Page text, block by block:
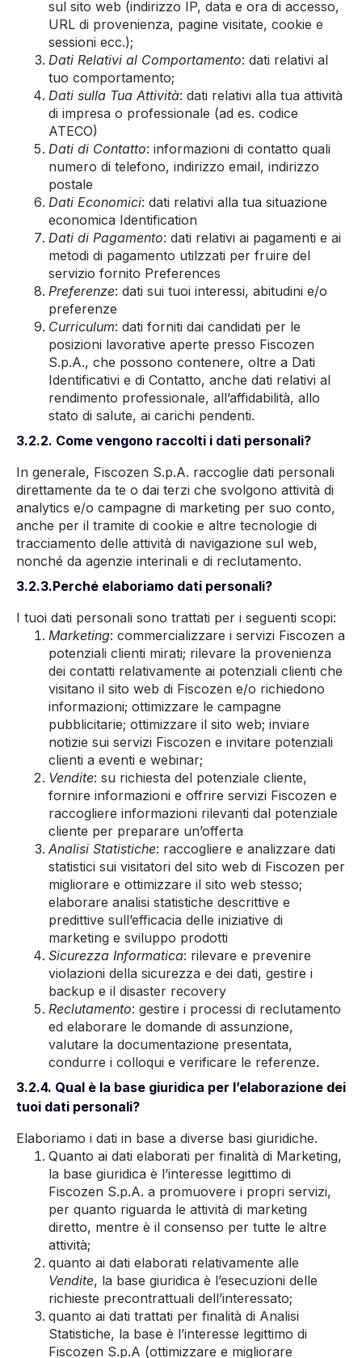
sul sito web (indirizzo IP, data e ora di accesso,
URL di provenienza, pagine visitate, cookie e
sessioni ecc.);
Dati Relativi al Comportamento: dati relativi al
tuo comportamento;
Dati sulla Tua Attività: dati relativi alla tua attività
di impresa o professionale (ad es. codice
ATECO)
Dati di Contatto: informazioni di contatto quali
numero di telefono, indirizzo email, indirizzo
postale
Dati Economici: dati relativi alla tua situazione
economica Identification
Dati di Pagamento: dati relativi ai pagamenti e ai
metodi di pagamento utilzzati per fruire del
servizio fornito Preferences
Preferenze: dati sui tuoi interessi, abitudini e/o
preferenze
Curriculum: dati forniti dai candidati per le
posizioni lavorative aperte presso Fiscozen
S.p.A., che possono contenere, oltre a Dati
Identificativi e di Contatto, anche dati relativi al
rendimento professionale, all’affidabilità, allo
stato di salute, ai carichi pendenti.
3.2.2. Come vengono raccolti i dati personali?
In generale, Fiscozen S.p.A. raccoglie dati personali
direttamente da te o dai terzi che svolgono attività di
analytics e/o campagne di marketing per suo conto,
anche per il tramite di cookie e altre tecnologie di
tracciamento delle attività di navigazione sul web,
nonché da agenzie interinali e di reclutamento.
3.2.3.Perché elaboriamo dati personali?
I tuoi dati personali sono trattati per i seguenti scopi:
Marketing: commercializzare i servizi Fiscozen a
potenziali clienti mirati; rilevare la provenienza
dei contatti relativamente ai potenziali clienti che
visitano il sito web di Fiscozen e/o richiedono
informazioni; ottimizzare le campagne
pubblicitarie; ottimizzare il sito web; inviare
notizie sui servizi Fiscozen e invitare potenziali
clienti a eventi e webinar;
Vendite: su richiesta del potenziale cliente,
fornire informazioni e offrire servizi Fiscozen e
raccogliere informazioni rilevanti dal potenziale
cliente per preparare un’offerta
Analisi Statistiche: raccogliere e analizzare dati
statistici sui visitatori del sito web di Fiscozen per
migliorare e ottimizzare il sito web stesso;
elaborare analisi statistiche descrittive e
predittive sull’efficacia delle iniziative di
marketing e sviluppo prodotti
Sicurezza Informatica: rilevare e prevenire
violazioni della sicurezza e dei dati, gestire i
backup e il disaster recovery
Reclutamento: gestire i processi di reclutamento
ed elaborare le domande di assunzione,
valutare la documentazione presentata,
condurre i colloqui e verificare le referenze.
3.2.4. Qual è la base giuridica per l’elaborazione dei
tuoi dati personali?
Elaboriamo i dati in base a diverse basi giuridiche.
Quanto ai dati elaborati per finalità di Marketing,
la base giuridica è l’interesse legittimo di
Fiscozen S.p.A. a promuovere i propri servizi,
per quanto riguarda le attività di marketing
diretto, mentre è il consenso per tutte le altre
attività;
quanto ai dati elaborati relativamente alle
Vendite, la base giuridica è l’esecuzioni delle
richieste precontrattuali dell’interessato;
quanto ai dati trattati per finalità di Analisi
Statistiche, la base è l’interesse legittimo di
Fiscozen S.p.A (ottimizzare e migliorare